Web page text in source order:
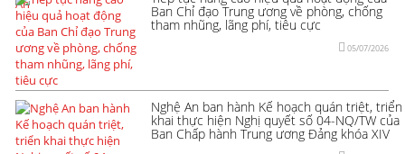
Ban Chỉ đạo Trung ương về phòng, chống
tham nhũng, lãng phí, tiêu cực
05/07/2026
Nghệ An ban hành Kế hoạch quán triệt, triển
khai thực hiện Nghị quyết số 04-NQ/TW của
Ban Chấp hành Trung ương Đảng khóa XIV